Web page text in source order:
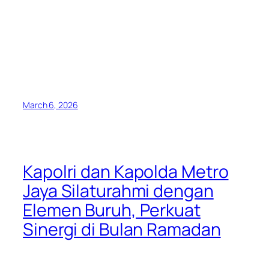
March 6, 2026
Kapolri dan Kapolda Metro
Jaya Silaturahmi dengan
Elemen Buruh, Perkuat
Sinergi di Bulan Ramadan